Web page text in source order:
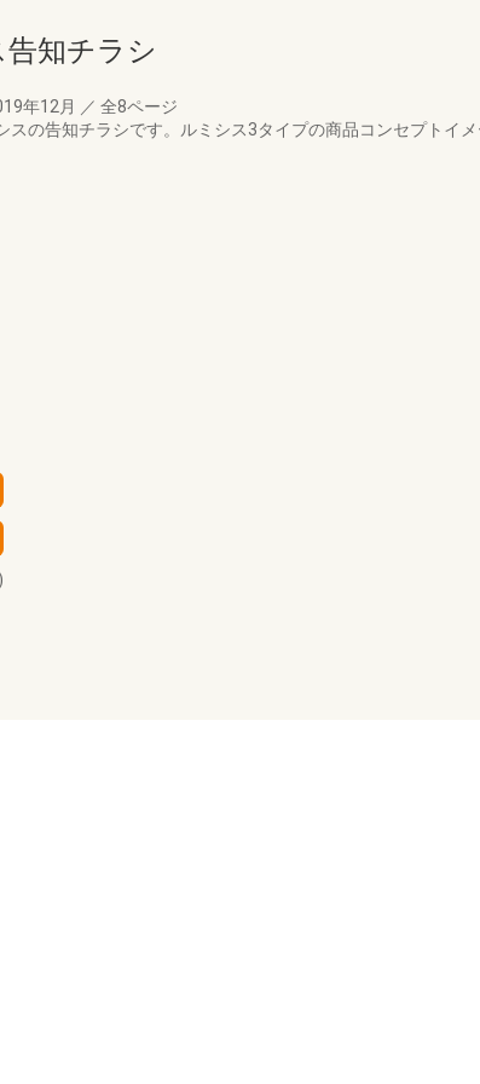
知チラシ
年12月 ／ 全8ページ
スの告知チラシです。ルミシス3タイプの商品コンセプトイ